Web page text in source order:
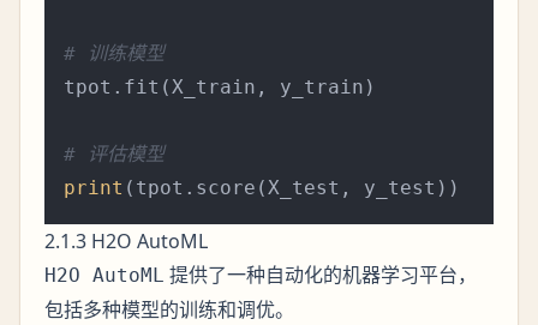
# 训练模型
tpot.fit(X_train, y_train)
# 评估模型
print
2.1.3 H2O AutoML
H2O AutoML 提供了一种自动化的机器学习平台，
包括多种模型的训练和调优。